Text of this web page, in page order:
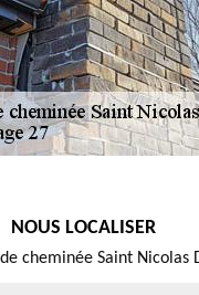
NOUS LOCALISER
cheminée Saint Nicolas